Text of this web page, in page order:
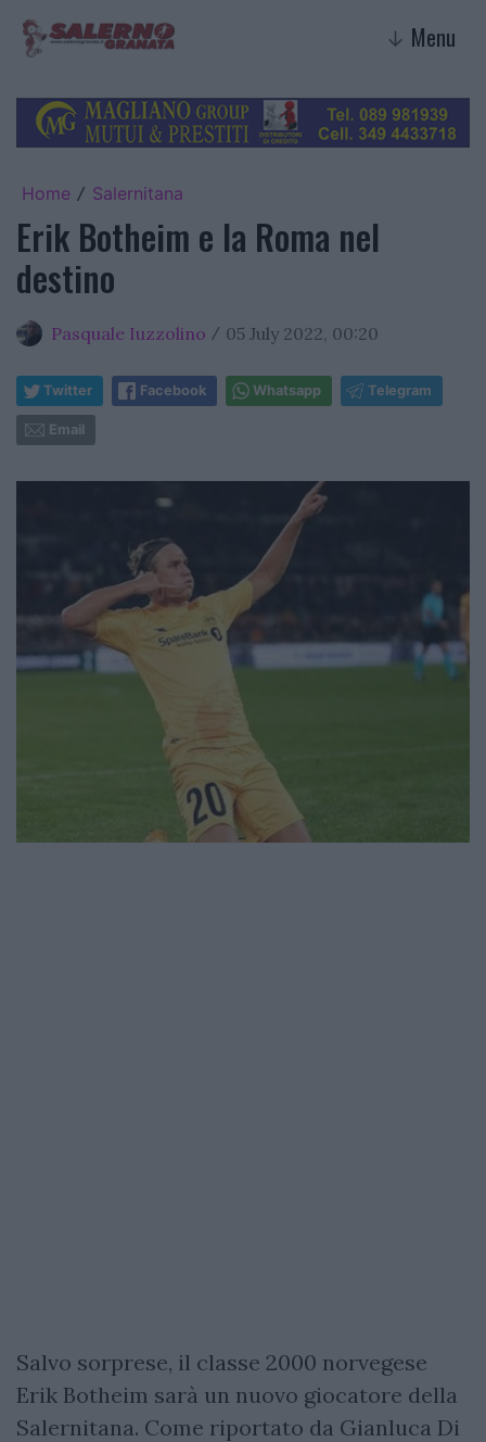
↓ Menu
Home / Salernitana
Erik Botheim e la Roma nel
destino
Pasquale Iuzzolino / 05 July 2022, 00:20
Twitter Facebook Whatsapp Telegram
Email
Salvo sorprese, il classe 2000 norvegese
Erik Botheim sarà un nuovo giocatore della
Salernitana. Come riportato da Gianluca Di